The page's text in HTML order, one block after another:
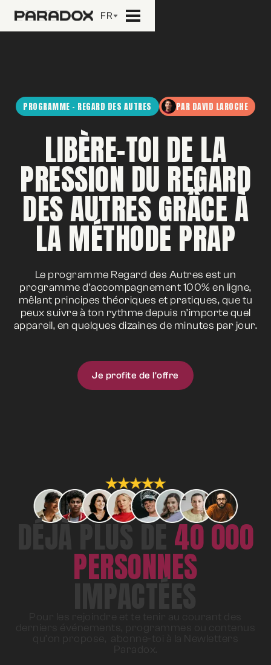
FR
PROGRAMME - REGARD DES AUTRES PAR DAVID LAROCHE
LIBÈRE-TOI DE LA
PRESSION DU REGARD
DES AUTRES GRÂCE À
LA MÉTHODE PRAP
Le programme Regard des Autres est un
programme d’accompagnement 100% en ligne,
mêlant principes théoriques et pratiques, que tu
peux suivre à ton rythme depuis n’importe quel
appareil, en quelques dizaines de minutes par jour.
Je profite de l'offre
DÉJÀ PLUS DE40 000
PERSONNES